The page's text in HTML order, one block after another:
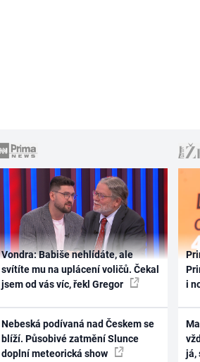
Vondra: Babiše nehlídáte, ale
svítíte mu na uplácení voličů. Čekal
jsem od vás víc, řekl Gregor
Nebeská podívaná nad Českem se
blíží. Působivé zatmění Slunce
doplní meteorická show
i
já,